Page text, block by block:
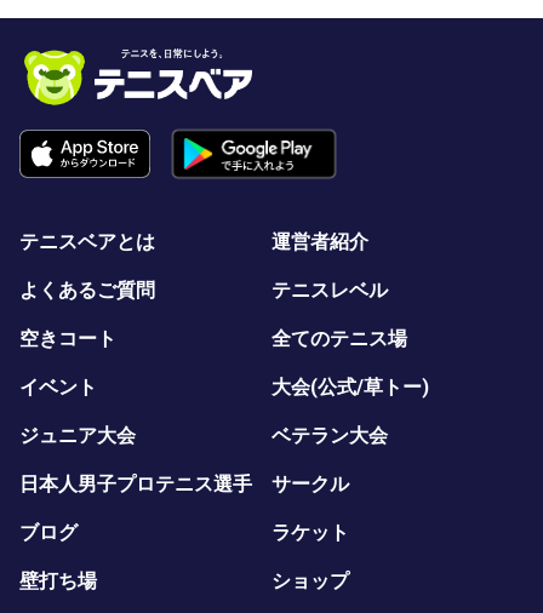
テニスベアとは 運営者紹介
よくあるご質問 テニスレベル
空きコート 全てのテニス場
イベント 大会(公式/草トー)
ジュニア大会 ベテラン大会
日本人男子プロテニス選手 サークル
ブログ ラケット
壁打ち場 ショップ